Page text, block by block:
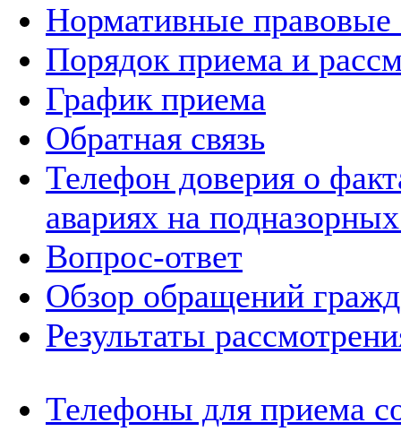
Нормативные правовые
Порядок приема и
График приема
Обратная связь
Телефон доверия о
авариях на
Вопрос-ответ
Обзор обращений
Результаты
Телефоны для приема